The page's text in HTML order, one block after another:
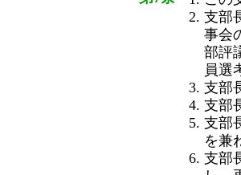
支部
事会
部評
員選
支部
支部
支部
を兼
支部